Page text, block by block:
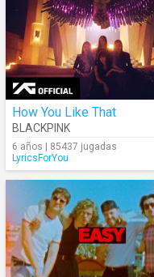
How You Like That
BLACKPINK
6 años | 85437 jugadas
LyricsForYou